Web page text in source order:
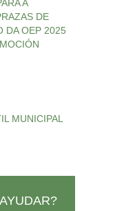
A
DE
DA OEP 2025
MUNICIPAL